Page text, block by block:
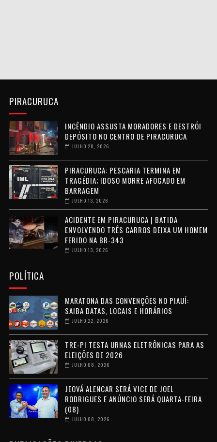
PIRACURUCA
INCÊNDIO ASSUSTA MORADORES E DESTRÓI
DEPÓSITO NO CENTRO DE PIRACURUCA
JULHO 28, 2026
PIRACURUCA: PESCARIA TERMINA EM
TRAGÉDIA; IDOSO MORRE AFOGADO EM
BARRAGEM
JULHO 13, 2026
ACIDENTE EM PIRACURUCA | BATIDA
ENVOLVENDO TRÊS CARROS DEIXA UM HOMEM
FERIDO NA BR-343
JULHO 13, 2026
POLÍTICA
MARATONA DAS CONVENÇÕES NO PIAUÍ:
SAIBA DATAS, LOCAIS E HORÁRIOS
JULHO 22, 2026
TRE-PI TESTA URNAS ELETRÔNICAS PARA AS
ELEIÇÕES DE 2026
JULHO 08, 2026
JEOVÁ ALENCAR SERÁ VICE DE JOEL
RODRIGUES E ANÚNCIO SERÁ QUARTA-FEIRA
(08)
JULHO 08, 2026